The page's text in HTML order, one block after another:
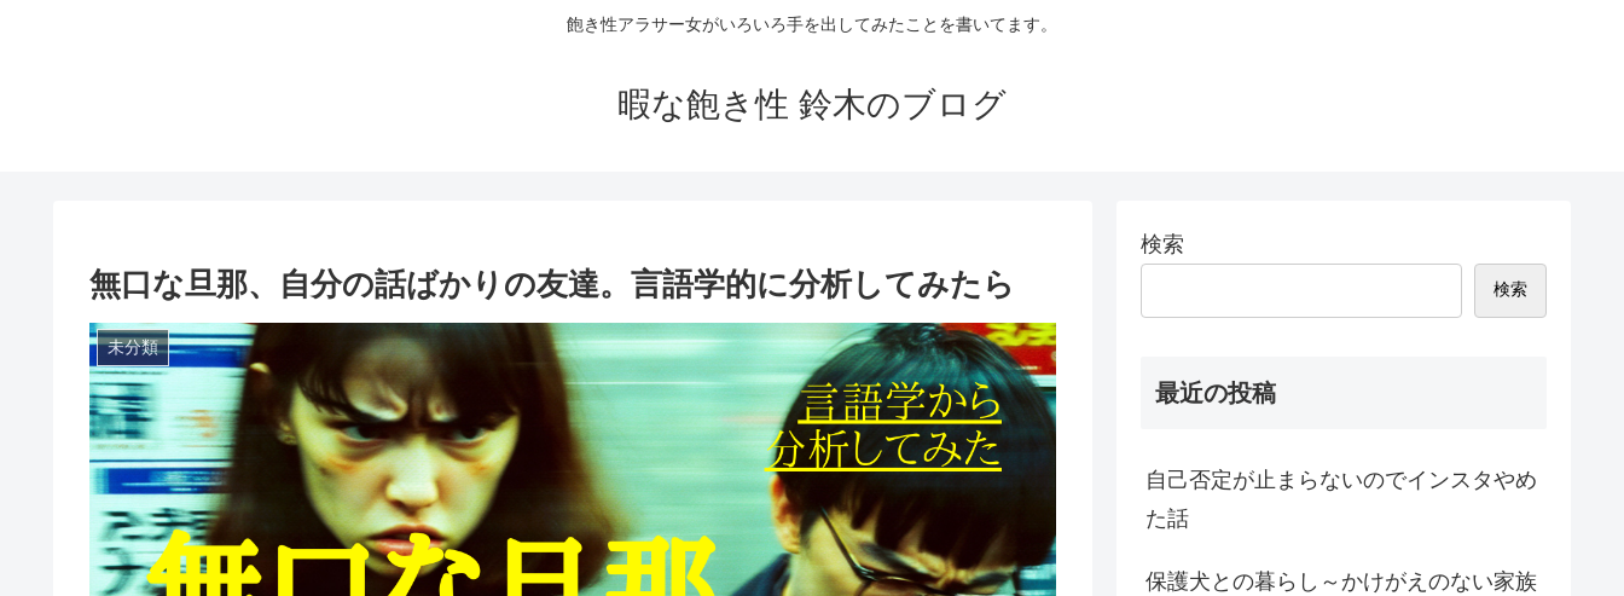
飽き性アラサー女がいろいろ手を出してみたことを書いてます。
暇な飽き性 鈴木のブログ
無口な旦那、自分の話ばかりの友達。言語学的に分析してみたら
未分類
検索
検索
最近の投稿
自己否定が止まらないのでインスタやめ
た話
保護犬との暮らし～かけがえのない家族